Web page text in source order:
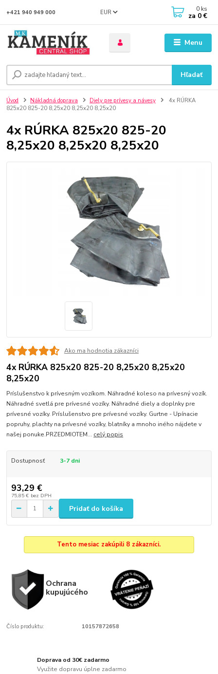
Menu
EUR
Hľadať
+421 940 949 000 0 ks
za 0 €
Úvod Nákladná doprava Diely pre prívesy a návesy
4x RÚRKA
825x20 825-20 8,25x20 8,25x20 8,25x20
4x RÚRKA 825x20 825-20
8,25x20 8,25x20 8,25x20
Ako ma hodnotia zákazníci
4x RÚRKA 825x20 825-20 8,25x20 8,25x20
8,25x20
Príslušenstvo k prívesným vozíkom. Náhradné koleso na prívesný vozík.
Náhradné svetlá pre prívesné vozíky. Náhradné diely a doplnky pre
prívesné vozíky. Príslušenstvo pre prívesné vozíky. Gurtne - Upínacie
popruhy, plachty na prívesné vozíky, blatníky a mnoho iného nájdete v
našej ponuke.PRZEDMIOTEM... celý popis
Dostupnosť 3-7 dni
93,29 €
75,85 € bez DPH
Pridať do košíka
Tento mesiac zakúpili 8 zákazníci.
Ochrana
kupujúcého
Číslo produktu: 10157872658
Doprava od 30€ zadarmo
Využite dopravu úplne zadarmo